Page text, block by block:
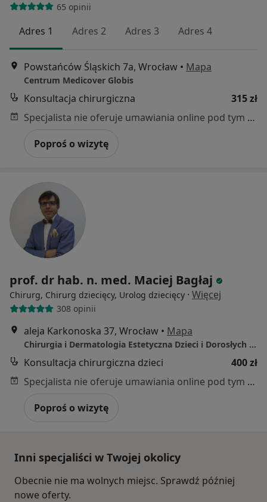
65 opinii
Adres 1 Adres 2 Adres 3 Adres 4
Powstańców Śląskich 7a, Wrocław • Mapa
Centrum Medicover Globis
Konsultacja chirurgiczna
315 zł
Specjalista nie oferuje umawiania online pod tym adresem.
Poproś o wizytę
prof. dr hab. n. med. Maciej Bagłaj
Chirurg, Chirurg dziecięcy, Urolog dziecięcy · Więcej
308 opinii
aleja Karkonoska 37, Wrocław • Mapa
Chirurgia i Dermatologia Estetyczna Dzieci i Dorosłych Bagłaj
Konsultacja chirurgiczna dzieci
400 zł
Specjalista nie oferuje umawiania online pod tym adresem.
Poproś o wizytę
Inni specjaliści w Twojej okolicy
Obecnie nie ma wolnych miejsc. Sprawdź później
nowe oferty.